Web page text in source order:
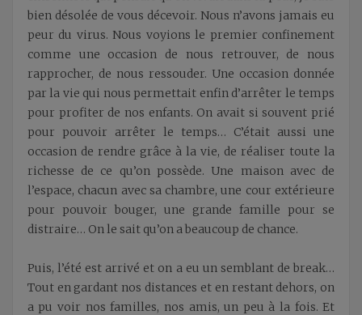
bien désolée de vous décevoir. Nous n’avons jamais eu
peur du virus. Nous voyions le premier confinement
comme une occasion de nous retrouver, de nous
rapprocher, de nous ressouder. Une occasion donnée
par la vie qui nous permettait enfin d’arrêter le temps
pour profiter de nos enfants. On avait si souvent prié
pour pouvoir arrêter le temps… C’était aussi une
occasion de rendre grâce à la vie, de réaliser toute la
richesse de ce qu’on possède. Une maison avec de
l’espace, chacun avec sa chambre, une cour extérieure
pour pouvoir bouger, une grande famille pour se
distraire… On le sait qu’on a beaucoup de chance.
Puis, l’été est arrivé et on a eu un semblant de break…
Tout en gardant nos distances et en restant dehors, on
a pu voir nos familles, nos amis, un peu à la fois. Et